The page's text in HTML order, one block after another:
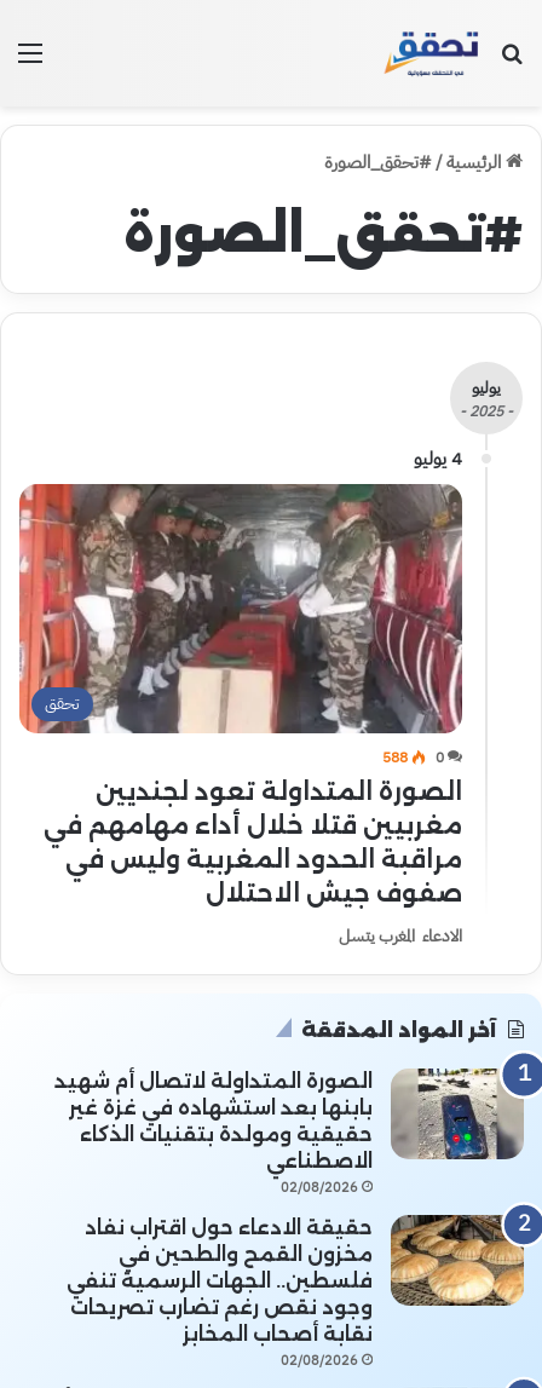
بحث عن
الرئيسية/#تحقق_الصورة
#تحقق_الصورة
يوليو
- 2025 -
4 يوليو
تحقق
0
588
الصورة المتداولة تعود لجنديين
مغربيين قتلا خلال أداء مهامهم في
مراقبة الحدود المغربية وليس في
صفوف جيش الاحتلال
الادعاء المغرب يتسل
آخر المواد المدققة
الصورة المتداولة لاتصال أم شهيد
بابنها بعد استشهاده في غزة غير
حقيقية ومولدة بتقنيات الذكاء
الاصطناعي
02/08/2026
حقيقة الادعاء حول اقتراب نفاد
مخزون القمح والطحين في
فلسطين.. الجهات الرسمية تنفي
وجود نقص رغم تضارب تصريحات
نقابة أصحاب المخابز
02/08/2026